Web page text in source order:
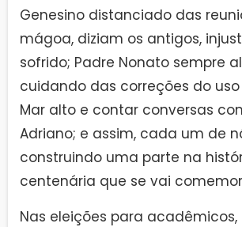
Genesino distanciado das
mágoa, diziam os antigos,
sofrido; Padre Nonato sempre
cuidando das correções do
Mar alto e contar conversas
Adriano; e assim, cada um de
construindo uma parte na
centenária que se vai
Nas eleições para